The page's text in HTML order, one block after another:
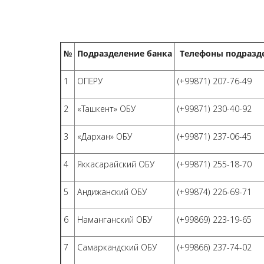
№ Подразделение банка Телефоны
1 ОПЕРУ (+99871) 207-76-49
2 «Ташкент» ОБУ (+99871) 230-40-92
3 «Дархан» ОБУ (+99871) 237-06-45
4 Яккасарайский ОБУ (+99871) 255-18-70
5 Андижанский ОБУ (+99874) 226-69-71
6 Наманганский ОБУ (+99869) 223-19-65
7 Самаркандский ОБУ (+99866) 237-74-02